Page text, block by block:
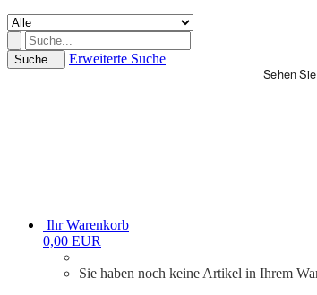
Suche... Erweiterte Suche
Ihr Warenkorb
0,00 EUR
Sie haben noch keine Artikel in Ihrem